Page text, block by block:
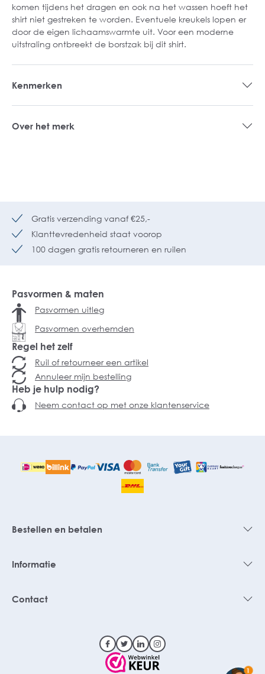
komen tijdens het dragen en ook na het wassen hoeft het
shirt niet gestreken te worden. Eventuele kreukels lopen er
door de eigen lichaamswarmte uit. Voor een moderne
uitstraling ontbreekt de borstzak bij dit shirt.
Kenmerken
Over het merk
Gratis verzending vanaf €25,-
Klanttevredenheid staat voorop
100 dagen gratis retourneren en ruilen
Pasvormen & maten
Pasvormen uitleg
Pasvormen overhemden
Regel het zelf
Ruil of retourneer een artikel
Annuleer mijn bestelling
Heb je hulp nodig?
Neem contact op met onze klantenservice
Bestellen en betalen
Informatie
Contact
1